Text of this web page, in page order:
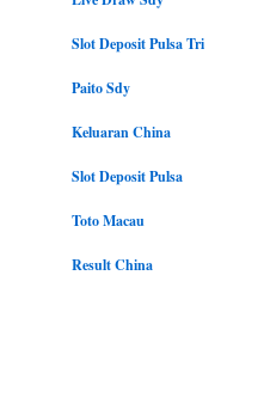
Slot Deposit Pulsa Tri
Paito Sdy
Keluaran China
Slot Deposit Pulsa
Toto Macau
Result China